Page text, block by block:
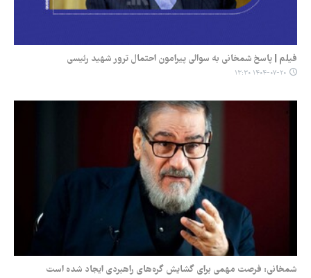
فیلم | پاسخ شمخانی به سوالی پیرامون احتمال ترور شهید رئیسی
۱۴۰۴-۰۷-۲۰ ۱۳:۳۰
شمخانی: فرصت مهمی برای گشایش گره‌های راهبردی ایجاد شده است